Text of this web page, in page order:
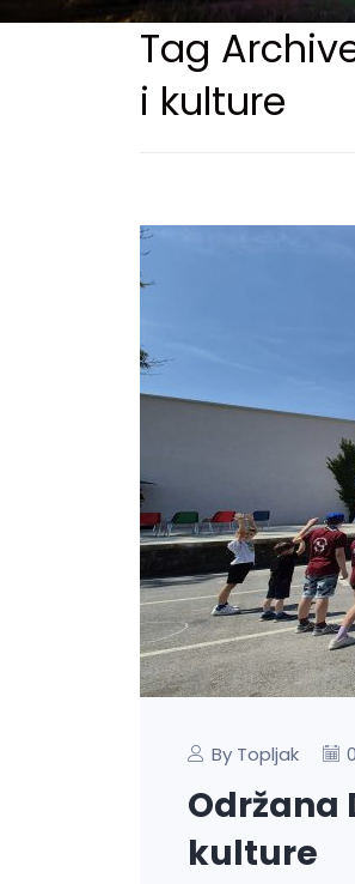
Tag
i kulture
By Topljak
Održana
kulture